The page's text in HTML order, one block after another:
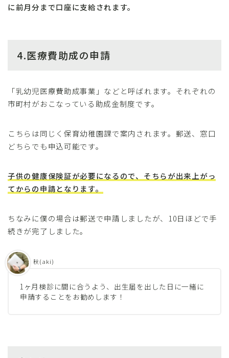
に前月分まで口座に支給されます。
4.医療費助成の申請
「乳幼児医療費助成事業」などと呼ばれます。それぞれの
市町村がおこなっている助成金制度です。
こちらは同じく保育幼稚園課で案内されます。郵送、窓口
どちらでも申込可能です。
子供の健康保険証が必要になるので、そちらが出来上がっ
てからの申請となります。
ちなみに僕の場合は郵送で申請しましたが、10日ほどで手
続きが完了しました。
1ヶ月検診に間に合うよう、出生届を出した日に一緒に
申請することをお勧めします！
秋(aki)